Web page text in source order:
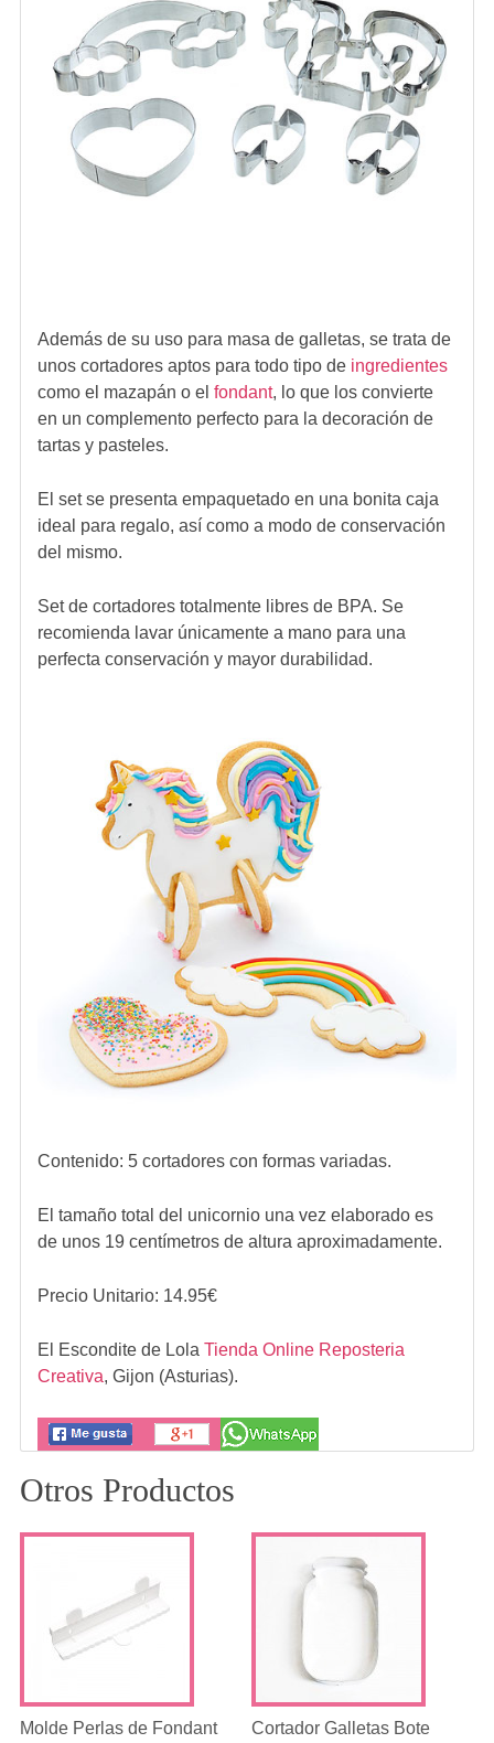
Además de su uso para masa de galletas, se trata de
unos cortadores aptos para todo tipo de ingredientes
como el mazapán o el fondant, lo que los convierte
en un complemento perfecto para la decoración de
tartas y pasteles.
El set se presenta empaquetado en una bonita caja
ideal para regalo, así como a modo de conservación
del mismo.
Set de cortadores totalmente libres de BPA. Se
recomienda lavar únicamente a mano para una
perfecta conservación y mayor durabilidad.
Contenido: 5 cortadores con formas variadas.
El tamaño total del unicornio una vez elaborado es
de unos 19 centímetros de altura aproximadamente.
Precio Unitario: 14.95€
El Escondite de Lola Tienda Online Reposteria
Creativa, Gijon (Asturias).
Otros Productos
Molde Perlas de Fondant
Cortador Galletas Bote